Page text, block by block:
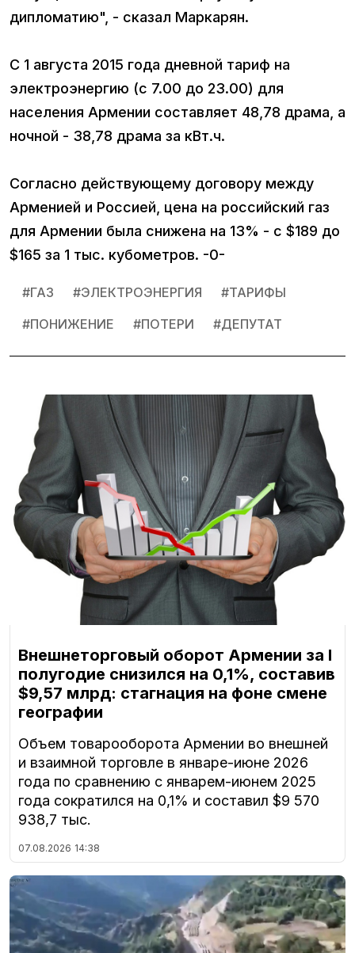
дипломатию", - сказал Маркарян.
С 1 августа 2015 года дневной тариф на
электроэнергию (с 7.00 до 23.00) для
населения Армении составляет 48,78 драма, а
ночной - 38,78 драма за кВт.ч.
Согласно действующему договору между
Арменией и Россией, цена на российский газ
для Армении была снижена на 13% - с $189 до
$165 за 1 тыс. кубометров. -0-
#ГАЗ #ЭЛЕКТРОЭНЕРГИЯ #ТАРИФЫ
#ПОНИЖЕНИЕ #ПОТЕРИ #ДЕПУТАТ
Внешнеторговый оборот Армении за I
полугодие снизился на 0,1%, составив
$9,57 млрд: стагнация на фоне смене
географии
Объем товарооборота Армении во внешней
и взаимной торговле в январе-июне 2026
года по сравнению с январем-июнем 2025
года сократился на 0,1% и составил $9 570
938,7 тыс.
07.08.2026 14:38